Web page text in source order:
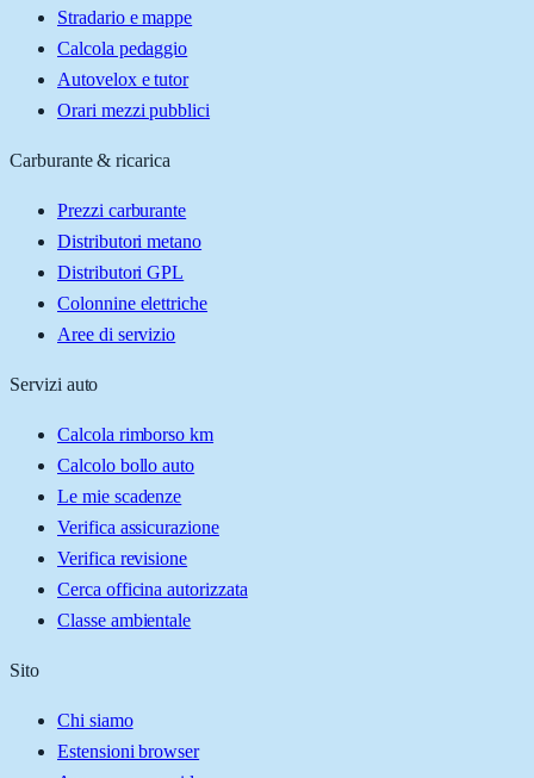
Stradario e mappe
Calcola pedaggio
Autovelox e tutor
Orari mezzi pubblici
Carburante & ricarica
Prezzi carburante
Distributori metano
Distributori GPL
Colonnine elettriche
Aree di servizio
Servizi auto
Calcola rimborso km
Calcolo bollo auto
Le mie scadenze
Verifica assicurazione
Verifica revisione
Cerca officina autorizzata
Classe ambientale
Sito
Chi siamo
Estensioni browser